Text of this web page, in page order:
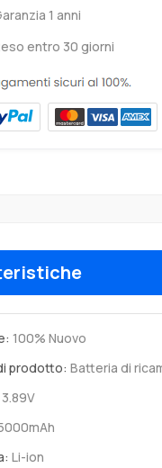
1 anni
entro 30 giorni
100% Nuovo
prodotto: Batteria di
3.89V
Li-ion